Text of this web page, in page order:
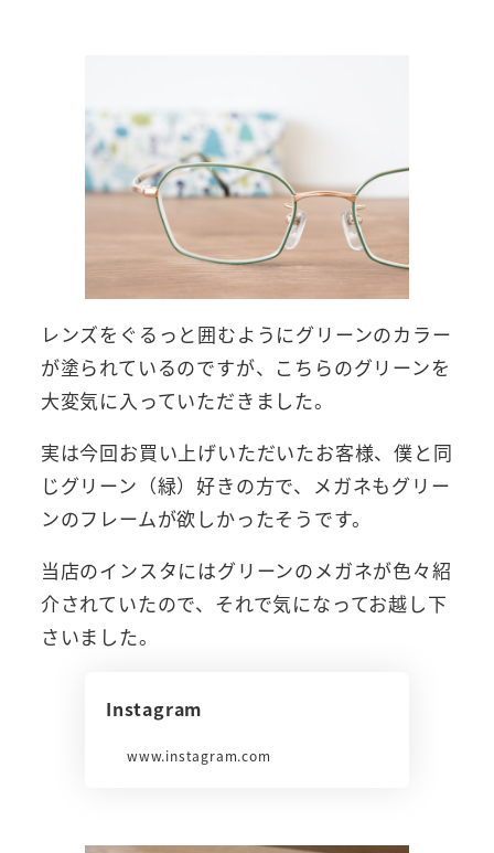
レンズをぐるっと囲むようにグリーンのカラー
が塗られているのですが、こちらのグリーンを
大変気に入っていただきました。
実は今回お買い上げいただいたお客様、僕と同
じグリーン（緑）好きの方で、メガネもグリー
ンのフレームが欲しかったそうです。
当店のインスタにはグリーンのメガネが色々紹
介されていたので、それで気になってお越し下
さいました。
Instagram
www.instagram.com